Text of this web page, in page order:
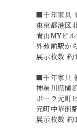
■千年家具
東京都港区
青山MYビ
外苑前駅か
展示枚数 約
■千年家具
神奈川県横
ポーラ元町
元町中華街
展示枚数 約